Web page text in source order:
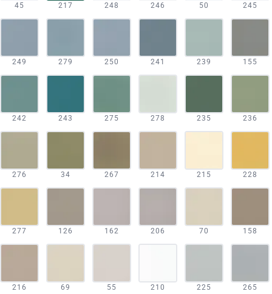
45 217 248 246 50 245
249 279 250 241 239 155
242 243 275 278 235 236
276 34 267 214 215 228
277 126 162 206 70 158
216 69 55 210 225 265